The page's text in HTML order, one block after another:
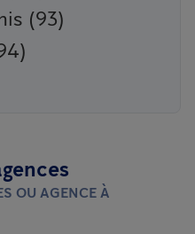
(93)
OU AGENCE À